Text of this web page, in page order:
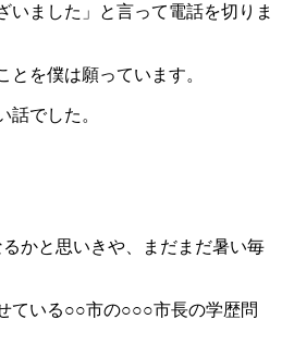
いました」と言って電話を切りま
とを僕は願っています。
話でした。
かと思いきや、まだまだ暑い毎
ている○○市の○○○市長の学歴問